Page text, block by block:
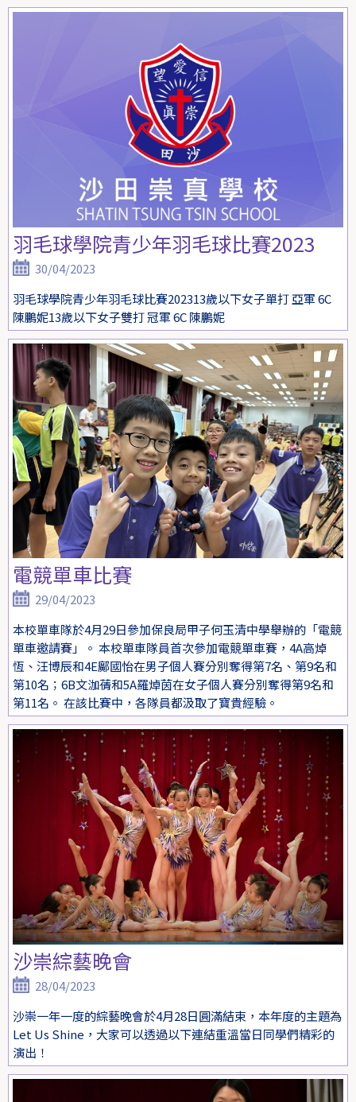
羽毛球學院青少年羽毛球比賽2023
30/04/2023
羽毛球學院青少年羽毛球比賽202313歲以下女子單打 亞軍 6C
陳鵬妮13歲以下女子雙打 冠軍 6C 陳鵬妮
電競單車比賽
29/04/2023
本校單車隊於4月29日參加保良局甲子何玉清中學舉辦的「電競
單車邀請賽」。 本校單車隊員首次參加電競單車賽，4A高焯
恆、汪博辰和4E鄺國怡在男子個人賽分別奪得第7名、第9名和
第10名；6B文泇蒨和5A羅焯茵在女子個人賽分別奪得第9名和
第11名。 在該比賽中，各隊員都汲取了寶貴經驗。
沙崇綜藝晚會
28/04/2023
沙崇一年一度的綜藝晚會於4月28日圓滿結束，本年度的主題為
Let Us Shine，大家可以透過以下連結重溫當日同學們精彩的
演出！